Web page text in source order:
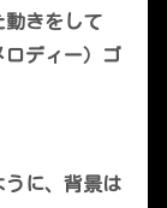
動きをして
ロディー）ゴ
うに、背景は